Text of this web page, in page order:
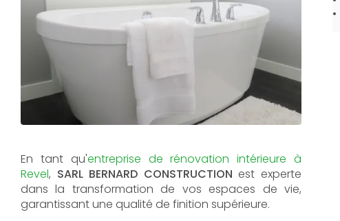
En tant qu'entreprise de rénovation intérieure à
Revel, SARL BERNARD CONSTRUCTION est experte
dans la transformation de vos espaces de vie,
garantissant une qualité de finition supérieure.